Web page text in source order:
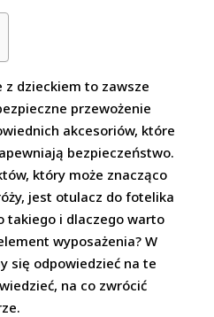
z dzieckiem to zawsze
przewożenie
akcesoriów, które
bezpieczeństwo.
który może znacząco
jest otulacz do fotelika
takiego i dlaczego warto
wyposażenia? W
się odpowiedzieć na te
na co zwrócić